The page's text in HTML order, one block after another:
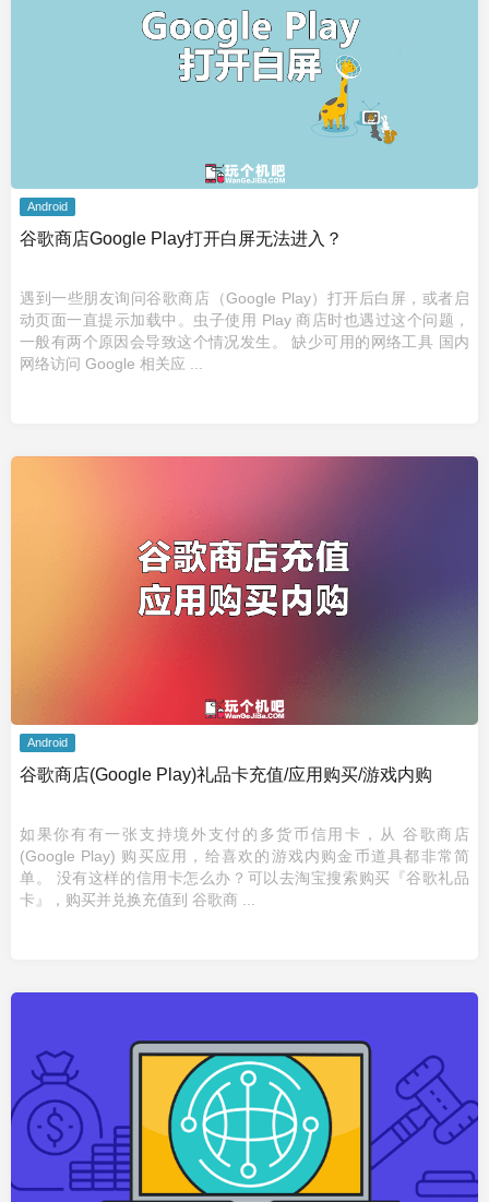
Android
谷歌商店Google Play打开白屏无法进入？
遇到一些朋友询问谷歌商店（Google Play）打开后白屏，或者启
动页面一直提示加载中。虫子使用 Play 商店时也遇过这个问题，
一般有两个原因会导致这个情况发生。 缺少可用的网络工具 国内
网络访问 Google 相关应 ...
Android
谷歌商店(Google Play)礼品卡充值/应用购买/游戏内购
如果你有有一张支持境外支付的多货币信用卡，从 谷歌商店
(Google Play) 购买应用，给喜欢的游戏内购金币道具都非常简
单。 没有这样的信用卡怎么办？可以去淘宝搜索购买『谷歌礼品
卡』，购买并兑换充值到 谷歌商 ...